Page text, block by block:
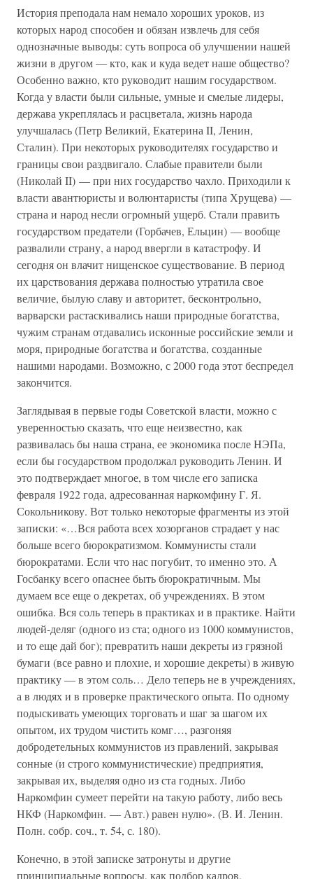
История преподала нам немало хороших уроков, из
которых народ способен и обязан извлечь для себя
однозначные выводы: суть вопроса об улучшении нашей
жизни в другом — кто, как и куда ведет наше общество?
Особенно важно, кто руководит нашим государством.
Когда у власти были сильные, умные и смелые лидеры,
держава укреплялась и расцветала, жизнь народа
улучшалась (Петр Великий, Екатерина II, Ленин,
Сталин). При некоторых руководителях государство и
границы свои раздвигало. Слабые правители были
(Николай II) — при них государство чахло. Приходили к
власти авантюристы и волюнтаристы (типа Хрущева) —
страна и народ несли огромный ущерб. Стали править
государством предатели (Горбачев, Ельцин) — вообще
развалили страну, а народ ввергли в катастрофу. И
сегодня он влачит нищенское существование. В период
их царствования держава полностью утратила свое
величие, былую славу и авторитет, бесконтрольно,
варварски растаскивались наши природные богатства,
чужим странам отдавались исконные российские земли и
моря, природные богатства и богатства, созданные
нашими народами. Возможно, с 2000 года этот беспредел
закончится.
Заглядывая в первые годы Советской власти, можно с
уверенностью сказать, что еще неизвестно, как
развивалась бы наша страна, ее экономика после НЭПа,
если бы государством продолжал руководить Ленин. И
это подтверждает многое, в том числе его записка
февраля 1922 года, адресованная наркомфину Г. Я.
Сокольникову. Вот только некоторые фрагменты из этой
записки: «…Вся работа всех хозорганов страдает у нас
больше всего бюрократизмом. Коммунисты стали
бюрократами. Если что нас погубит, то именно это. А
Госбанку всего опаснее быть бюрократичным. Мы
думаем все еще о декретах, об учреждениях. В этом
ошибка. Вся соль теперь в практиках и в практике. Найти
людей-деляг (одного из ста; одного из 1000 коммунистов,
и то еще дай бог); превратить наши декреты из грязной
бумаги (все равно и плохие, и хорошие декреты) в живую
практику — в этом соль… Дело теперь не в учреждениях,
а в людях и в проверке практического опыта. По одному
подыскивать умеющих торговать и шаг за шагом их
опытом, их трудом чистить комг…, разгоняя
добродетельных коммунистов из правлений, закрывая
сонные (и строго коммунистические) предприятия,
закрывая их, выделяя одно из ста годных. Либо
Наркомфин сумеет перейти на такую работу, либо весь
НКФ (Наркомфин. — Авт.) равен нулю». (В. И. Ленин.
Полн. собр. соч., т. 54, с. 180).
Конечно, в этой записке затронуты и другие
принципиальные вопросы, как подбор кадров,